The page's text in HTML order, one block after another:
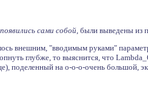
появились сами собой, были выведены из
внешним, "вводимым руками"
глубже, то выяснится, что
поделенный на о-о-о-очень большой,